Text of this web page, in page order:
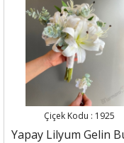
Çiçek Kodu : 1925
Yapay Lilyum Gelin